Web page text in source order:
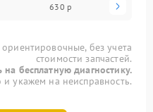
630 р
без учета
стоимости запчастей.
на бесплатную диагностику.
укажем на неисправность.